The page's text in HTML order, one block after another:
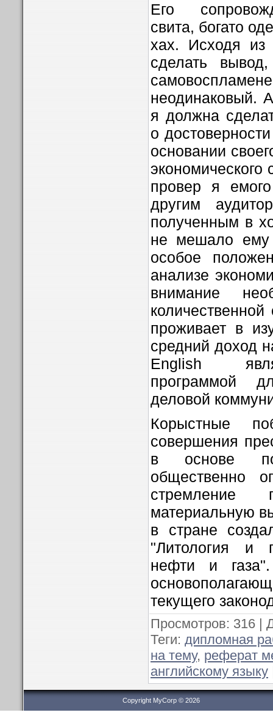
Его
свита, богато
хах. Исходя из
сделать
неодинаковый.
я должна
о
основании
экономического
провер я
другим
полученным в
не мешало ему
особое
анализе
внимание
проживает в
средний доход
English
программой
деловой
Корыстные
совершения
в основе
общественно
стремление
материальную
в стране
"Литология и
нефти и
текущего
Просмотров: 316 |
Теги: дипломная
на тему, реферат
английскому языку
Copyright MyCorp © 2026